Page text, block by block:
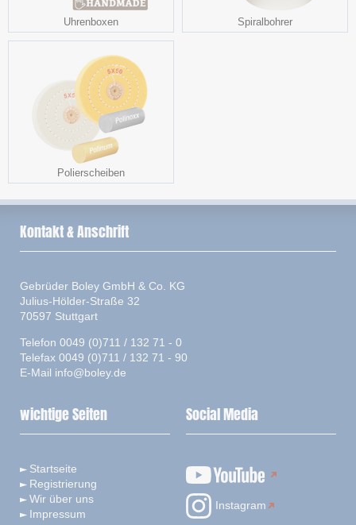
Uhrenboxen Spiralbohrer
Polierscheiben
Kontakt & Anschrift
Gebrüder Boley GmbH & Co. KG
Julius-Hölder-Straße 32
70597 Stuttgart
Telefon 0049 (0)711 / 132 71 - 0
Telefax 0049 (0)711 / 132 71 - 90
E-Mail info@boley.de
wichtige Seiten
Startseite
Registrierung
Wir über uns
Impressum
Social Media
Instagram